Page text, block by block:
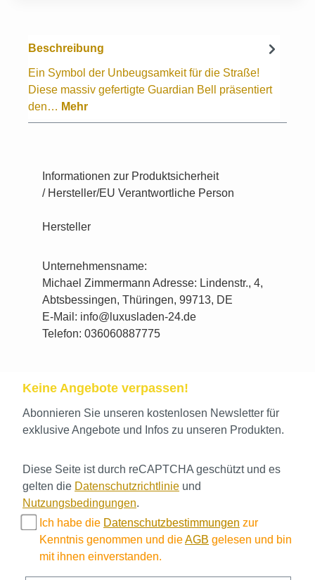
Beschreibung
Ein Symbol der Unbeugsamkeit für die Straße!
Diese massiv gefertigte Guardian Bell präsentiert
den… Mehr
Informationen zur Produktsicherheit
/ Hersteller/EU Verantwortliche Person
Hersteller
Unternehmensname:
Michael Zimmermann Adresse: Lindenstr., 4,
Abtsbessingen, Thüringen, 99713, DE
E-Mail: info@luxusladen-24.de
Telefon: 036060887775
Keine Angebote verpassen!
Abonnieren Sie unseren kostenlosen Newsletter für
exklusive Angebote und Infos zu unseren Produkten.
Diese Seite ist durch reCAPTCHA geschützt und es
gelten die Datenschutzrichtlinie und
Nutzungsbedingungen.
Ich habe die Datenschutzbestimmungen zur
Kenntnis genommen und dieAGB gelesen und bin
mit ihnen einverstanden.